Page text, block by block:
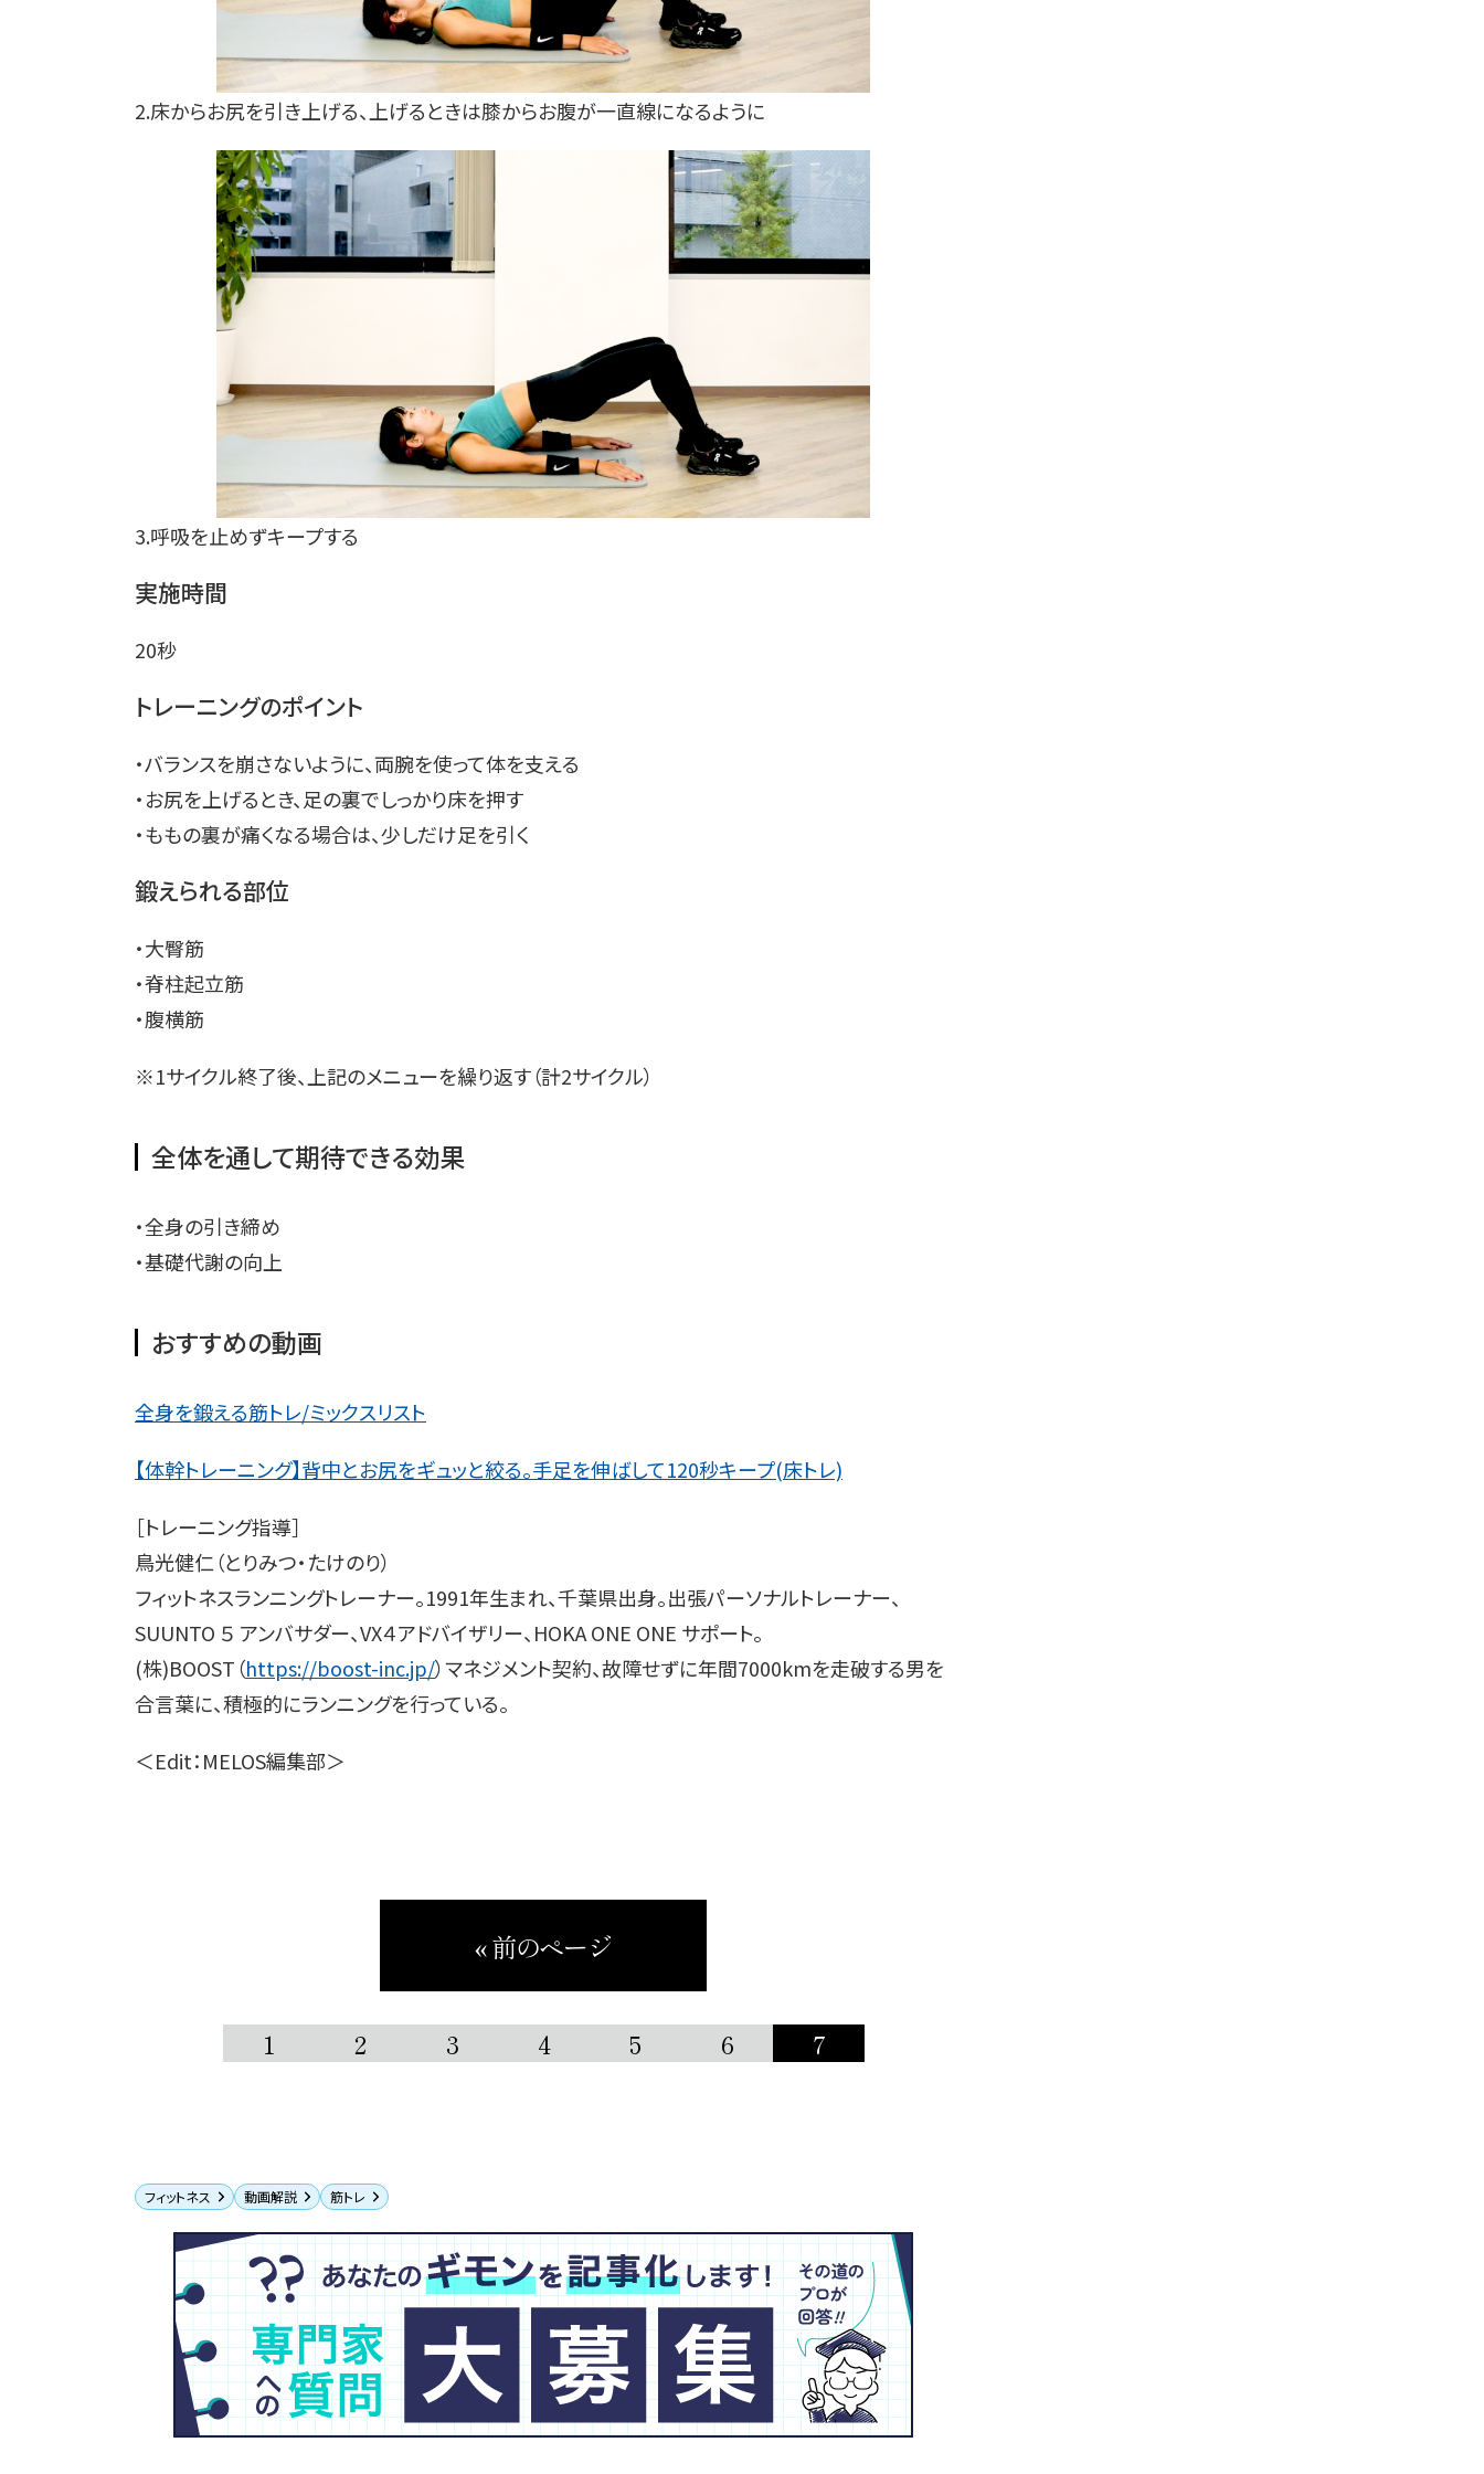
2.床からお尻を引き上げる、上げるときは膝からお腹が一直線になるように
3.呼吸を止めずキープする
実施時間
20秒
トレーニングのポイント
・バランスを崩さないように、両腕を使って体を支える
・お尻を上げるとき、足の裏でしっかり床を押す
・ももの裏が痛くなる場合は、少しだけ足を引く
鍛えられる部位
・大臀筋
・脊柱起立筋
・腹横筋
※1サイクル終了後、上記のメニューを繰り返す（計2サイクル）
全体を通して期待できる効果
・全身の引き締め
・基礎代謝の向上
おすすめの動画
全身を鍛える筋トレ/ミックスリスト
【体幹トレーニング】背中とお尻をギュッと絞る。手足を伸ばして120秒キープ(床トレ)
［トレーニング指導］
鳥光健仁（とりみつ・たけのり）
フィットネスランニングトレーナー。1991年生まれ、千葉県出身。出張パーソナルトレーナー、
SUUNTO ５ アンバサダー、VX４アドバイザリー、HOKA ONE ONE サポート。
(株)BOOST（https://boost-inc.jp/）マネジメント契約、故障せずに年間7000kmを走破する男を
合言葉に、積極的にランニングを行っている。
＜Edit：MELOS編集部＞
« 前のページ
1 2 3 4 5 6 7
フィットネス 動画解説 筋トレ